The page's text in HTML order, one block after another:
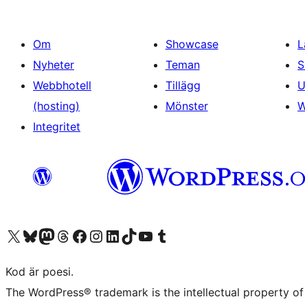
Om
Nyheter
Webbhotell
(hosting)
Integritet
Showcase
Teman
Tillägg
Mönster
Besök vår X-konto (f.d. Twitter)
Besök vårt Bluesky-konto
Besök vårt Mastodon-konto
Besök vårt Thread-konto
Besök vår Facebook-sidaBesök vårt Instagram-konto
Besök vårt LinkedIn-konto
Besök vårt TikTok-konto
Besök vår YouTube-kanalBesök vårt Tumblr-konto
Kod är poesi.
The WordPress® trademark is the intellectual property